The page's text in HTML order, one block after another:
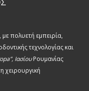
πολυετή εμπειρία,
τεχνολογίας και
ΙασίουΡουμανίας
χειρουργική